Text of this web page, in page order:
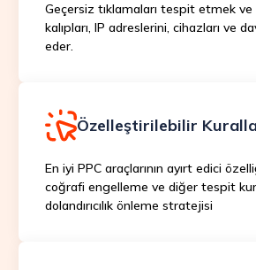
Geçersiz tıklamaları tespit etmek
kalıpları, IP adreslerini, cihazları ve
eder.
Özelleştirilebilir
En iyi PPC araçlarının ayırt edici
coğrafi engelleme ve diğer tespit
dolandırıcılık önleme stratejisi